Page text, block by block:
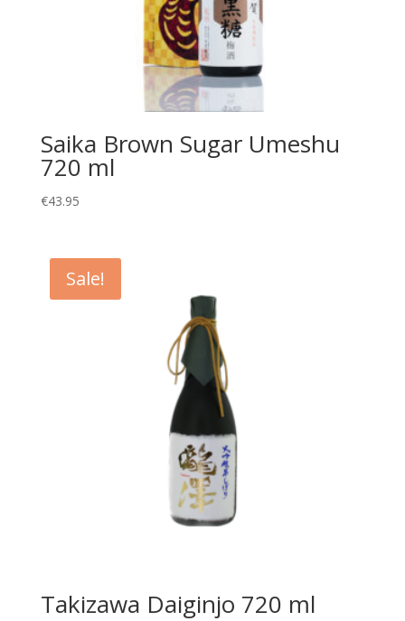
Saika Brown Sugar Umeshu
720 ml
€43.95
Sale!
Takizawa Daiginjo 720 ml